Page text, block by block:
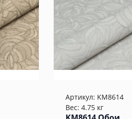
Артикул: KM8614
Вес: 4.75 кг